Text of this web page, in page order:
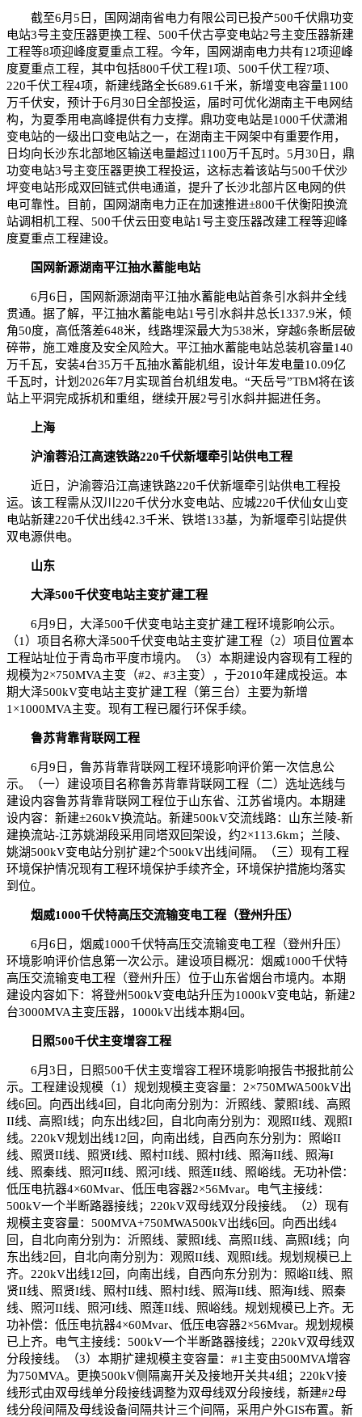
截至6月5日，国网湖南省电力有限公司已投产500千伏鼎功变
电站3号主变压器更换工程、500千伏古亭变电站2号主变压器新建
工程等8项迎峰度夏重点工程。今年，国网湖南电力共有12项迎峰
度夏重点工程，其中包括800千伏工程1项、500千伏工程7项、
220千伏工程4项，新建线路全长689.61千米，新增变电容量1100
万千伏安，预计于6月30日全部投运，届时可优化湖南主干电网结
构，为夏季用电高峰提供有力支撑。鼎功变电站是1000千伏潇湘
变电站的一级出口变电站之一，在湖南主干网架中有重要作用，
日均向长沙东北部地区输送电量超过1100万千瓦时。5月30日，鼎
功变电站3号主变压器更换工程投运，这标志着该站与500千伏沙
坪变电站形成双回链式供电通道，提升了长沙北部片区电网的供
电可靠性。目前，国网湖南电力正在加速推进±800千伏衡阳换流
站调相机工程、500千伏云田变电站1号主变压器改建工程等迎峰
度夏重点工程建设。
国网新源湖南平江抽水蓄能电站
6月6日，国网新源湖南平江抽水蓄能电站首条引水斜井全线
贯通。据了解，平江抽水蓄能电站1号引水斜井总长1337.9米，倾
角50度，高低落差648米，线路埋深最大为538米，穿越6条断层破
碎带，施工难度及安全风险大。平江抽水蓄能电站总装机容量140
万千瓦，安装4台35万千瓦抽水蓄能机组，设计年发电量10.09亿
千瓦时，计划2026年7月实现首台机组发电。“天岳号”TBM将在该
站上平洞完成拆机和重组，继续开展2号引水斜井掘进任务。
上海
沪渝蓉沿江高速铁路220千伏新堰牵引站供电工程
近日，沪渝蓉沿江高速铁路220千伏新堰牵引站供电工程投
运。该工程需从汉川220千伏分水变电站、应城220千伏仙女山变
电站新建220千伏出线42.3千米、铁塔133基，为新堰牵引站提供
双电源供电。
山东
大泽500千伏变电站主变扩建工程
6月9日，大泽500千伏变电站主变扩建工程环境影响公示。
（1）项目名称大泽500千伏变电站主变扩建工程（2）项目位置本
工程站址位于青岛市平度市境内。（3）本期建设内容现有工程的
规模为2×750MVA主变（#2、#3主变），于2010年建成投运。本
期大泽500kV变电站主变扩建工程（第三台）主要为新增
1×1000MVA主变。现有工程已履行环保手续。
鲁苏背靠背联网工程
6月9日，鲁苏背靠背联网工程环境影响评价第一次信息公
示。（一）建设项目名称鲁苏背靠背联网工程（二）选址选线与
建设内容鲁苏背靠背联网工程位于山东省、江苏省境内。本期建
设内容：新建±260kV换流站。新建500kV交流线路：山东兰陵-新
建换流站-江苏姚湖段采用同塔双回架设，约2×113.6km；兰陵、
姚湖500kV变电站分别扩建2个500kV出线间隔。（三）现有工程
环境保护情况现有工程环境保护手续齐全，环境保护措施均落实
到位。
烟威1000千伏特高压交流输变电工程（登州升压）
6月6日，烟威1000千伏特高压交流输变电工程（登州升压）
环境影响评价信息第一次公示。建设项目概况：烟威1000千伏特
高压交流输变电工程（登州升压）位于山东省烟台市境内。本期
建设内容如下：将登州500kV变电站升压为1000kV变电站，新建2
台3000MVA主变压器，1000kV出线本期4回。
日照500千伏主变增容工程
6月3日，日照500千伏主变增容工程环境影响报告书报批前公
示。工程建设规模（1）规划规模主变容量：2×750MWA500kV出
线6回。向西出线4回，自北向南分别为：沂照线、蒙照I线、高照
II线、高照I线；向东出线2回，自北向南分别为：观照II线、观照I
线。220kV规划出线12回，向南出线，自西向东分别为：照峪II
线、照贤II线、照贤I线、照村II线、照村I线、照海II线、照海I
线、照秦线、照河II线、照河I线、照莲II线、照峪线。无功补偿：
低压电抗器4×60Mvar、低压电容器2×56Mvar。电气主接线：
500kV一个半断路器接线；220kV双母线双分段接线。（2）现有
规模主变容量：500MVA+750MWA500kV出线6回。向西出线4
回，自北向南分别为：沂照线、蒙照I线、高照II线、高照I线；向
东出线2回，自北向南分别为：观照II线、观照I线。规划规模已上
齐。220kV出线12回，向南出线，自西向东分别为：照峪II线、照
贤II线、照贤I线、照村II线、照村I线、照海II线、照海I线、照秦
线、照河II线、照河I线、照莲II线、照峪线。规划规模已上齐。无
功补偿：低压电抗器4×60Mvar、低压电容器2×56Mvar。规划规模
已上齐。电气主接线：500kV一个半断路器接线；220kV双母线双
分段接线。（3）本期扩建规模主变容量：#1主变由500MVA增容
为750MVA。更换500kV侧隔离开关及接地开关共4组；220kV接
线形式由双母线单分段接线调整为双母线双分段接线，新建#2母
线分段间隔及母线设备间隔共计三个间隔，采用户外GIS布置。新